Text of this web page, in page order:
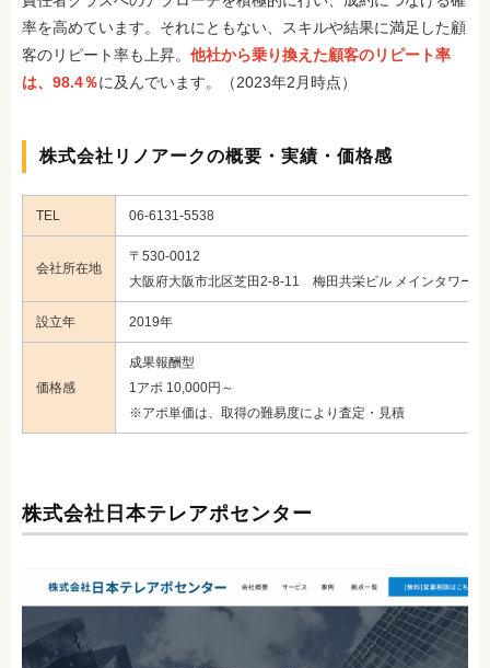
率を高めています。それにともない、スキルや結果に満足した顧
客のリピート率も上昇。 他社から乗り換えた顧客のリピート率
は、98.4％に及んでいます。（2023年2月時点）
株式会社リノアークの概要・実績・価格感
TEL 06-6131-5538
会社所在地
〒530-0012
大阪府大阪市北区芝田2-8-11 梅田共栄ビル メインタワー3F
設立年 2019年
価格感
成果報酬型
1アポ 10,000円～
※アポ単価は、取得の難易度により査定・見積
株式会社日本テレアポセンター